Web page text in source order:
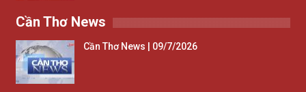
Cần Thơ News
Cần Thơ News | 09/7/2026